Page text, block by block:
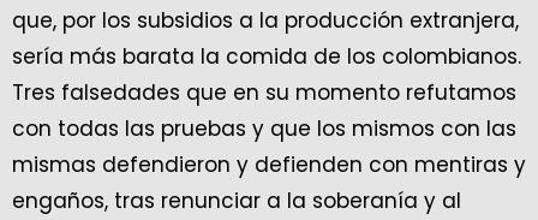
que, por los subsidios a la producción extranjera,
sería más barata la comida de los colombianos.
Tres falsedades que en su momento refutamos
con todas las pruebas y que los mismos con las
mismas defendieron y defienden con mentiras y
engaños, tras renunciar a la soberanía y al